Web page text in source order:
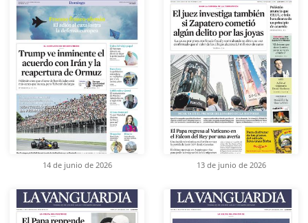
14 de junio de 2026 13 de junio de 2026